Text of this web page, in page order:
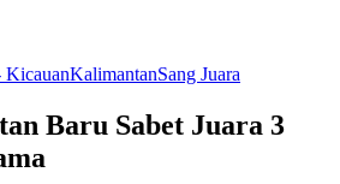
KicauanKalimantanSang Juara
Baru Sabet Juara 3